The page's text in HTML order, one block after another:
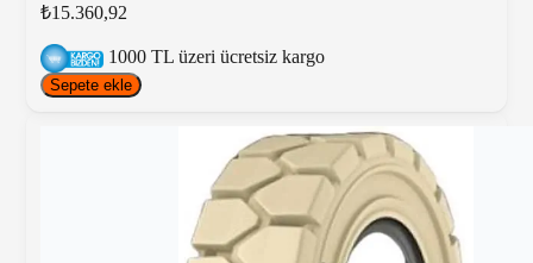
₺15.360,92
1000 TL üzeri ücretsiz kargo
Sepete ekle